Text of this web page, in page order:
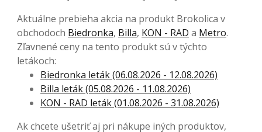
Aktuálne prebieha akcia na produkt Brokolica v
obchodoch Biedronka, Billa, KON - RAD a Metro.
Zľavnené ceny na tento produkt sú v týchto
letákoch:
Biedronka leták (06.08.2026 - 12.08.2026)
Billa leták (05.08.2026 - 11.08.2026)
KON - RAD leták (01.08.2026 - 31.08.2026)
Ak chcete ušetriť aj pri nákupe iných produktov,